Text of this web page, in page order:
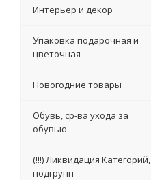
Интерьер и декор
Упаковка подарочная и
цветочная
Новогодние товары
Обувь, ср-ва ухода за
обувью
(!!!) Ликвидация Категорий,
подгрупп